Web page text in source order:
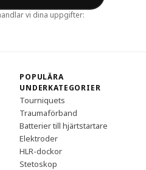
vi dina uppgifter:
POPULÄRA
UNDERKATEGORIER
Tourniquets
Traumaförband
Batterier till hjärtstartare
Elektroder
HLR-dockor
Stetoskop